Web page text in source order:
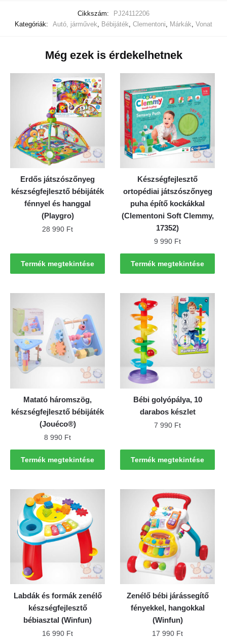
Cikkszám:
PJ24112206
Kategóriák:
Autó, járművek Bébijáték Clementoni Márkák Vonat
Még ezek is érdekelhetnek
Erdős játszószőnyeg
készségfejlesztő bébijáték
fénnyel és hanggal
(Playgro)
28 990 Ft
Termék megtekintése
Készségfejlesztő
ortopédiai játszószőnyeg
puha építő kockákkal
(Clementoni Soft Clemmy,
17352)
9 990 Ft
Termék megtekintése
Matató háromszög,
készségfejlesztő bébijáték
(Jouéco®)
8 990 Ft
Termék megtekintése
Bébi golyópálya, 10
darabos készlet
7 990 Ft
Termék megtekintése
Labdák és formák zenélő
készségfejlesztő
bébiasztal (Winfun)
16 990 Ft
Zenélő bébi járássegítő
fényekkel, hangokkal
(Winfun)
17 990 Ft